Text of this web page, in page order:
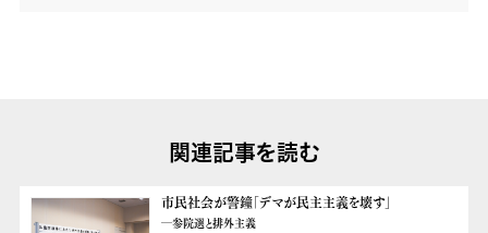
関連記事を読む
市民社会が警鐘「デマが民主主義を壊す」
―参院選と排外主義